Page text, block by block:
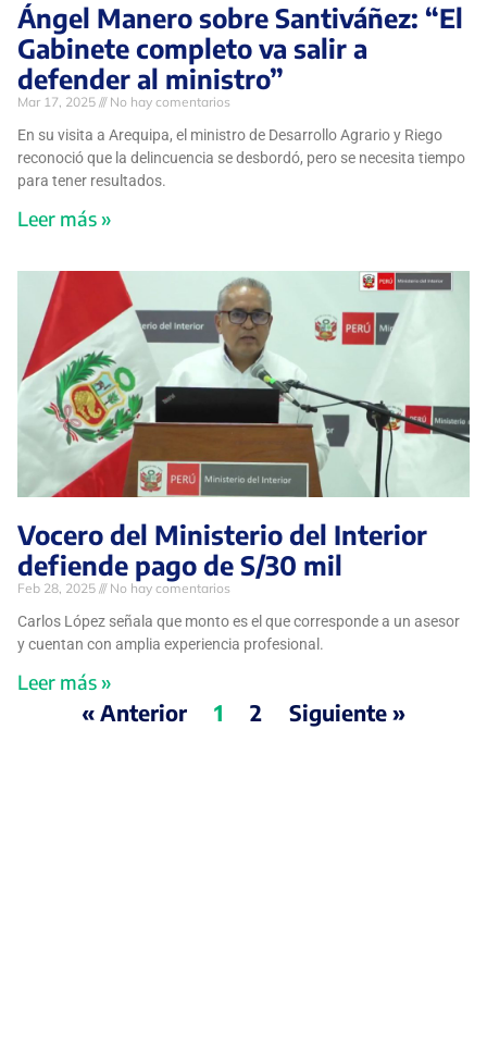
Ángel Manero sobre Santiváñez: “El
Gabinete completo va salir a
defender al ministro”
Mar 17, 2025 No hay comentarios
En su visita a Arequipa, el ministro de Desarrollo Agrario y Riego
reconoció que la delincuencia se desbordó, pero se necesita tiempo
para tener resultados.
Leer más »
Vocero del Ministerio del Interior
defiende pago de S/30 mil
Feb 28, 2025 No hay comentarios
Carlos López señala que monto es el que corresponde a un asesor
y cuentan con amplia experiencia profesional.
Leer más »
« Anterior 1 2 Siguiente »